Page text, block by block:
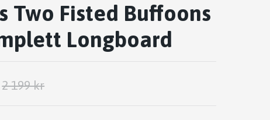
Two Fisted Buffoons
Longboard
2 199 kr